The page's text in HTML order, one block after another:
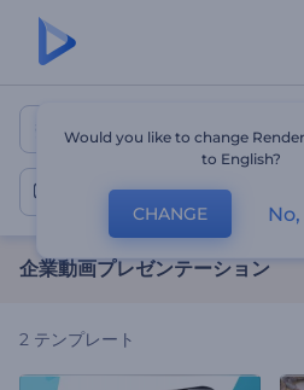
企業動画プレゼ
企業向け
企業動画プレゼンテーション
2 テンプレート
Would you like to change
to English?
CHANGE